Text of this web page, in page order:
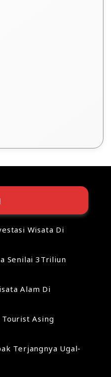
Wisata Di
Senilai 3Triliun
Alam Di
Tourist Asing
Terjangnya Ugal-